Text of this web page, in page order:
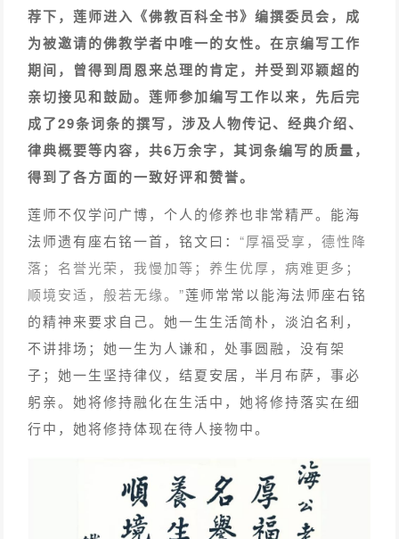
荐下，莲师进入《佛教百科全书》编撰委员会，成
为被邀请的佛教学者中唯一的女性。在京编写工作
期间，曾得到周恩来总理的肯定，并受到邓颖超的
亲切接见和鼓励。莲师参加编写工作以来，先后完
成了29条词条的撰写，涉及人物传记、经典介绍、
律典概要等内容，共6万余字，其词条编写的质量，
得到了各方面的一致好评和赞誉。
莲师不仅学问广博，个人的修养也非常精严。能海
法师遗有座右铭一首，铭文曰：“厚福受享，德性降
落；名誉光荣，我慢加等；养生优厚，病难更多；
顺境安适，般若无缘。”莲师常常以能海法师座右铭
的精神来要求自己。她一生生活简朴，淡泊名利，
不讲排场；她一生为人谦和，处事圆融，没有架
子；她一生坚持律仪，结夏安居，半月布萨，事必
躬亲。她将修持融化在生活中，她将修持落实在细
行中，她将修持体现在待人接物中。